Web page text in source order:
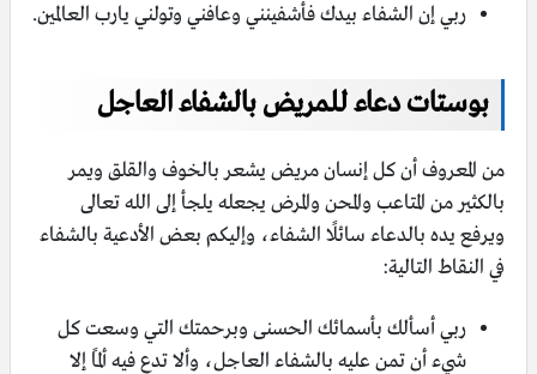
ربي إن الشفاء بيدك فأشفينني وعافني وتولني يارب العالمين.
بوستات دعاء للمريض بالشفاء العاجل
من المعروف أن كل إنسان مريض يشعر بالخوف والقلق ويمر
بالكثير من المتاعب والمحن والمرض يجعله يلجأ إلى الله تعالى
ويرفع يده بالدعاء سائلًا الشفاء، وإليكم بعض الأدعية بالشفاء
في النقاط التالية:
ربي أسألك بأسمائك الحسنى وبرحمتك التي وسعت كل
شيء أن تمن عليه بالشفاء العاجل، وألا تدع فيه ألمًا إلا